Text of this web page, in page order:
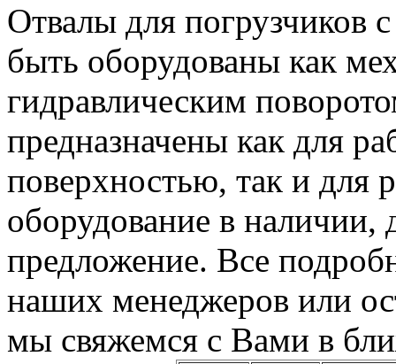
Отвалы для погрузчиков
быть оборудованы как
гидравлическим
предназначены как для
поверхностью, так и для
оборудование в наличии,
предложение. Все
наших менеджеров или
мы свяжемся с Вами в